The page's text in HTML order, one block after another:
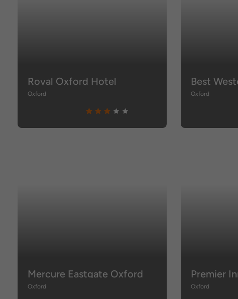
Royal Oxford Hotel
Oxford Oxford
Mercure Eastgate Oxford
Oxford Oxford